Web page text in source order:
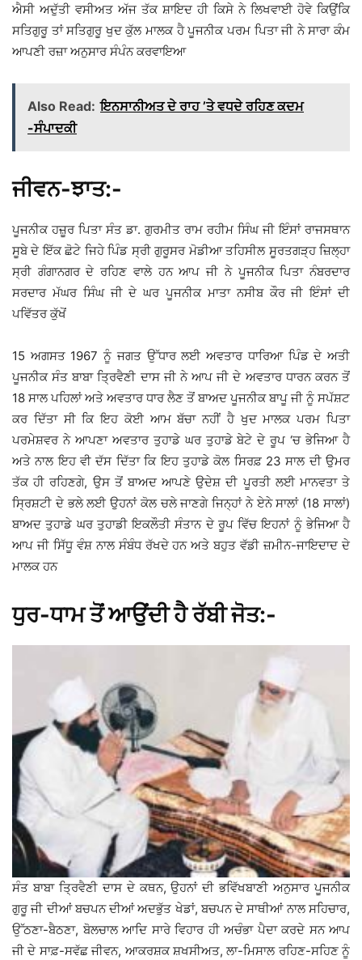
ਐਸੀ ਅਦੁੱਤੀ ਵਸੀਅਤ ਅੱਜ ਤੱਕ ਸ਼ਾਇਦ ਹੀ ਕਿਸੇ ਨੇ ਲਿਖਵਾਈ ਹੋਵੇ ਕਿਉਂਕਿ
ਸਤਿਗੁਰੂ ਤਾਂ ਸਤਿਗੁਰੂ ਖੁਦ ਕੁੱਲ ਮਾਲਕ ਹੈ ਪੂਜਨੀਕ ਪਰਮ ਪਿਤਾ ਜੀ ਨੇ ਸਾਰਾ ਕੰਮ
ਆਪਣੀ ਰਜ਼ਾ ਅਨੁਸਾਰ ਸੰਪੰਨ ਕਰਵਾਇਆ
Also Read: ਇਨਸਾਨੀਅਤ ਦੇ ਰਾਹ ’ਤੇ ਵਧਦੇ ਰਹਿਣ ਕਦਮ
-ਸੰਪਾਦਕੀ
ਜੀਵਨ-ਝਾਤ:-
ਪੂਜਨੀਕ ਹਜ਼ੂਰ ਪਿਤਾ ਸੰਤ ਡਾ. ਗੁਰਮੀਤ ਰਾਮ ਰਹੀਮ ਸਿੰਘ ਜੀ ਇੰਸਾਂ ਰਾਜਸਥਾਨ
ਸੂਬੇ ਦੇ ਇੱਕ ਛੋਟੇ ਜਿਹੇ ਪਿੰਡ ਸ੍ਰੀ ਗੁਰੂਸਰ ਮੋਡੀਆ ਤਹਿਸੀਲ ਸੂਰਤਗੜ੍ਹ ਜ਼ਿਲ੍ਹਾ
ਸ੍ਰੀ ਗੰਗਾਨਗਰ ਦੇ ਰਹਿਣ ਵਾਲੇ ਹਨ ਆਪ ਜੀ ਨੇ ਪੂਜਨੀਕ ਪਿਤਾ ਨੰਬਰਦਾਰ
ਸਰਦਾਰ ਮੱਘਰ ਸਿੰਘ ਜੀ ਦੇ ਘਰ ਪੂਜਨੀਕ ਮਾਤਾ ਨਸੀਬ ਕੌਰ ਜੀ ਇੰਸਾਂ ਦੀ
ਪਵਿੱਤਰ ਕੁੱਖੋਂ
15 ਅਗਸਤ 1967 ਨੂੰ ਜਗਤ ਉੱਧਾਰ ਲਈ ਅਵਤਾਰ ਧਾਰਿਆ ਪਿੰਡ ਦੇ ਅਤੀ
ਪੂਜਨੀਕ ਸੰਤ ਬਾਬਾ ਤ੍ਰਿਵੈਣੀ ਦਾਸ ਜੀ ਨੇ ਆਪ ਜੀ ਦੇ ਅਵਤਾਰ ਧਾਰਨ ਕਰਨ ਤੋਂ
18 ਸਾਲ ਪਹਿਲਾਂ ਅਤੇ ਅਵਤਾਰ ਧਾਰ ਲੈਣ ਤੋਂ ਬਾਅਦ ਪੂਜਨੀਕ ਬਾਪੂ ਜੀ ਨੂੰ ਸਪੱਸ਼ਟ
ਕਰ ਦਿੱਤਾ ਸੀ ਕਿ ਇਹ ਕੋਈ ਆਮ ਬੱਚਾ ਨਹੀਂ ਹੈ ਖੁਦ ਮਾਲਕ ਪਰਮ ਪਿਤਾ
ਪਰਮੇਸ਼ਵਰ ਨੇ ਆਪਣਾ ਅਵਤਾਰ ਤੁਹਾਡੇ ਘਰ ਤੁਹਾਡੇ ਬੇਟੇ ਦੇ ਰੂਪ ‘ਚ ਭੇਜਿਆ ਹੈ
ਅਤੇ ਨਾਲ ਇਹ ਵੀ ਦੱਸ ਦਿੱਤਾ ਕਿ ਇਹ ਤੁਹਾਡੇ ਕੋਲ ਸਿਰਫ਼ 23 ਸਾਲ ਦੀ ਉਮਰ
ਤੱਕ ਹੀ ਰਹਿਣਗੇ, ਉਸ ਤੋਂ ਬਾਅਦ ਆਪਣੇ ਉਦੇਸ਼ ਦੀ ਪੂਰਤੀ ਲਈ ਮਾਨਵਤਾ ਤੇ
ਸ੍ਰਿਸ਼ਟੀ ਦੇ ਭਲੇ ਲਈ ਉਹਨਾਂ ਕੋਲ ਚਲੇ ਜਾਣਗੇ ਜਿਨ੍ਹਾਂ ਨੇ ਏਨੇ ਸਾਲਾਂ (18 ਸਾਲਾਂ)
ਬਾਅਦ ਤੁਹਾਡੇ ਘਰ ਤੁਹਾਡੀ ਇਕਲੌਤੀ ਸੰਤਾਨ ਦੇ ਰੂਪ ਵਿੱਚ ਇਹਨਾਂ ਨੂੰ ਭੇਜਿਆ ਹੈ
ਆਪ ਜੀ ਸਿੱਧੂ ਵੰਸ਼ ਨਾਲ ਸੰਬੰਧ ਰੱਖਦੇ ਹਨ ਅਤੇ ਬਹੁਤ ਵੱਡੀ ਜ਼ਮੀਨ-ਜਾਇਦਾਦ ਦੇ
ਮਾਲਕ ਹਨ
ਧੁਰ-ਧਾਮ ਤੋਂ ਆਉਂਦੀ ਹੈ ਰੱਬੀ ਜੋਤ:-
ਸੰਤ ਬਾਬਾ ਤ੍ਰਿਵੈਣੀ ਦਾਸ ਦੇ ਕਥਨ, ਉਹਨਾਂ ਦੀ ਭਵਿੱਖਬਾਣੀ ਅਨੁਸਾਰ ਪੂਜਨੀਕ
ਗੁਰੂ ਜੀ ਦੀਆਂ ਬਚਪਨ ਦੀਆਂ ਅਦਭੁੱਤ ਖੇਡਾਂ, ਬਚਪਨ ਦੇ ਸਾਥੀਆਂ ਨਾਲ ਸਹਿਚਾਰ,
ਉੱਠਣਾ-ਬੈਠਣਾ, ਬੋਲਚਾਲ ਆਦਿ ਸਾਰੇ ਵਿਹਾਰ ਹੀ ਅਚੰਭਾ ਪੈਦਾ ਕਰਦੇ ਸਨ ਆਪ
ਜੀ ਦੇ ਸਾਫ਼-ਸਵੱਛ ਜੀਵਨ, ਆਕਰਸ਼ਕ ਸ਼ਖਸੀਅਤ, ਲਾ-ਮਿਸਾਲ ਰਹਿਣ-ਸਹਿਣ ਨੂੰ